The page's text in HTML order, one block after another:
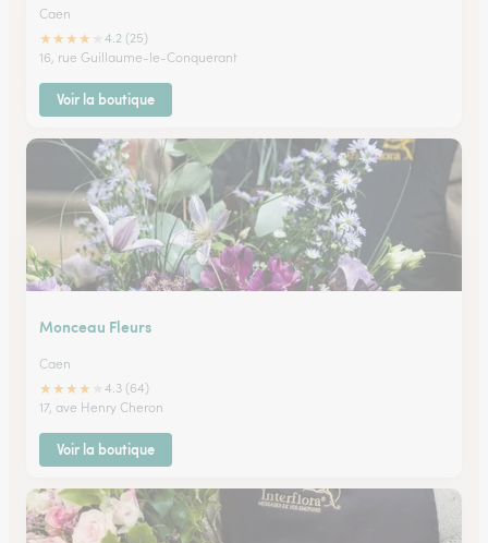
Caen
★★★★
4.2 (25)
16, rue Guillaume-le-Conquerant
Voir la boutique
Monceau Fleurs
Caen
★★★★
4.3 (64)
17, ave Henry Cheron
Voir la boutique